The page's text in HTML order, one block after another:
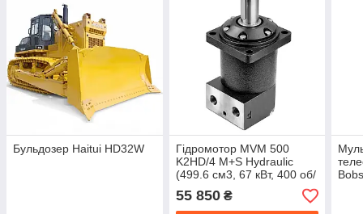
Бульдозер Haitui HD32W
Гідромотор MVM 500
K2HD/4 M+S Hydraulic
(499.6 см3, 67 кВт, 400 об/
хв)
55 850₴